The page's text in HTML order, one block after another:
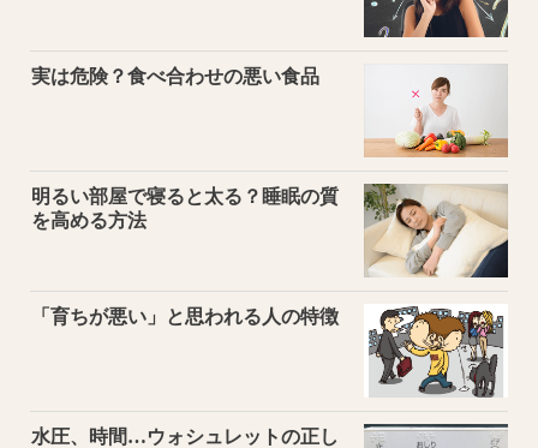
実は危険？食べ合わせの悪い食品
明るい部屋で寝ると太る？睡眠の質
を高める方法
「育ちが悪い」と思われる人の特徴
水圧、時間…ウォシュレットの正し